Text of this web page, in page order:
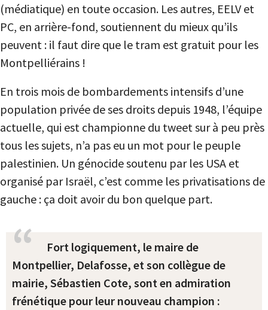
(médiatique) en toute occasion. Les autres, EELV et
PC, en arrière-fond, soutiennent du mieux qu’ils
peuvent : il faut dire que le tram est gratuit pour les
Montpelliérains !
En trois mois de bombardements intensifs d’une
population privée de ses droits depuis 1948, l’équipe
actuelle, qui est championne du tweet sur à peu près
tous les sujets, n’a pas eu un mot pour le peuple
palestinien. Un génocide soutenu par les USA et
organisé par Israël, c’est comme les privatisations de
gauche : ça doit avoir du bon quelque part.
Fort logiquement, le maire de
Montpellier, Delafosse, et son collègue de
mairie, Sébastien Cote, sont en admiration
frénétique pour leur nouveau champion :